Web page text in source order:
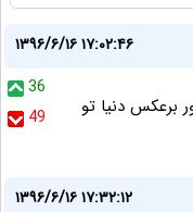
۱۳۹۶/۶/۱۶ ۱۷:۰۲:۴۶
36
49
برعکس دنیا تو
۱۳۹۶/۶/۱۶ ۱۷:۳۲:۱۲